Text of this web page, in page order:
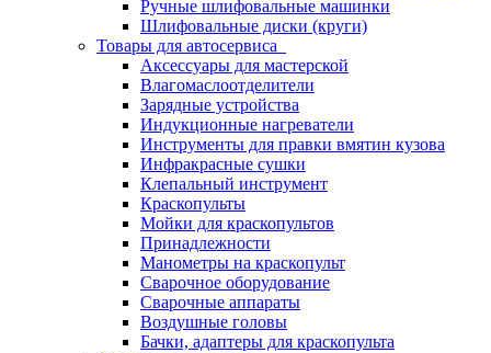
Ручные шлифовальные машинки
Шлифовальные диски (круги)
Товары для автосервиса
Аксессуары для мастерской
Влагомаслоотделители
Зарядные устройства
Индукционные нагреватели
Инструменты для правки вмятин кузова
Инфракрасные сушки
Клепальный инструмент
Краскопульты
Мойки для краскопультов
Принадлежности
Манометры на краскопульт
Сварочное оборудование
Сварочные аппараты
Воздушные головы
Бачки, адаптеры для краскопульта